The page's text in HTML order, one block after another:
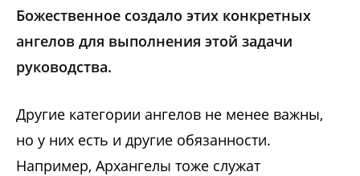
Божественное создало этих конкретных
ангелов для выполнения этой задачи
руководства.
Другие категории ангелов не менее важны,
но у них есть и другие обязанности.
Например, Архангелы тоже служат